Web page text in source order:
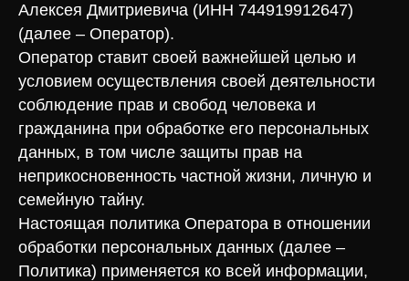
Алексея Дмитриевича (ИНН 744919912647)
(далее – Оператор).
Оператор ставит своей важнейшей целью и
условием осуществления своей деятельности
соблюдение прав и свобод человека и
гражданина при обработке его персональных
данных, в том числе защиты прав на
неприкосновенность частной жизни, личную и
семейную тайну.
Настоящая политика Оператора в отношении
обработки персональных данных (далее –
Политика) применяется ко всей информации,